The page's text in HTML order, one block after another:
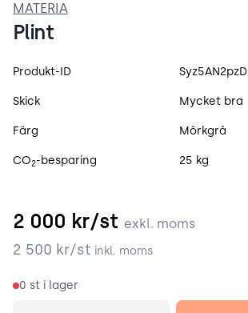
MATERIA
Plint
Produktspecifikation
Produkt-ID Syz5AN2pzD
Skick Mycket bra
Färg Mörkgrå
CO2-besparing 25 kg
2 000 kr/st exkl. moms
2 500 kr/st inkl. moms
0 st i lager